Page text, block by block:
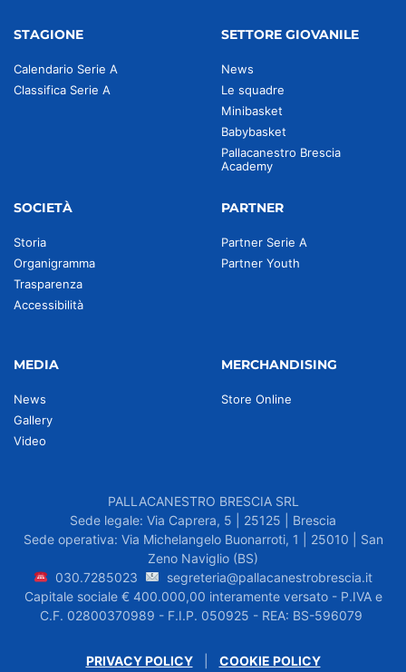
STAGIONE
Calendario Serie A
Classifica Serie A
SETTORE GIOVANILE
News
Le squadre
Minibasket
Babybasket
Pallacanestro Brescia
Academy
SOCIETÀ
Storia
Organigramma
Trasparenza
Accessibilità
PARTNER
Partner Serie A
Partner Youth
MEDIA
News
Gallery
Video
MERCHANDISING
Store Online
PALLACANESTRO BRESCIA SRL
Sede legale: Via Caprera, 5 | 25125 | Brescia
Sede operativa: Via Michelangelo Buonarroti, 1 | 25010 | San
Zeno Naviglio (BS)
030.7285023
segreteria@pallacanestrobrescia.it
Capitale sociale € 400.000,00 interamente versato - P.IVA e
C.F. 02800370989 - F.I.P. 050925 - REA: BS-596079
PRIVACY POLICY| COOKIE POLICY